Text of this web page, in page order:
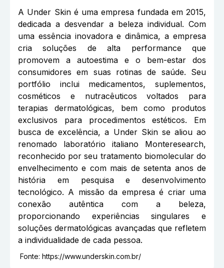
A Under Skin é uma empresa fundada em 2015,
dedicada a desvendar a beleza individual. Com
uma essência inovadora e dinâmica, a empresa
cria soluções de alta performance que
promovem a autoestima e o bem-estar dos
consumidores em suas rotinas de saúde. Seu
portfólio inclui medicamentos, suplementos,
cosméticos e nutracêuticos voltados para
terapias dermatológicas, bem como produtos
exclusivos para procedimentos estéticos. Em
busca de excelência, a Under Skin se aliou ao
renomado laboratório italiano Monteresearch,
reconhecido por seu tratamento biomolecular do
envelhecimento e com mais de setenta anos de
história em pesquisa e desenvolvimento
tecnológico. A missão da empresa é criar uma
conexão autêntica com a beleza,
proporcionando experiências singulares e
soluções dermatológicas avançadas que refletem
a individualidade de cada pessoa.
Fonte: https://www.underskin.com.br/